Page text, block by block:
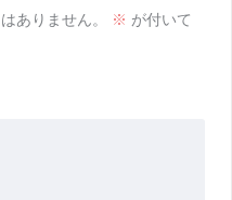
ありません。 ※ が付いて